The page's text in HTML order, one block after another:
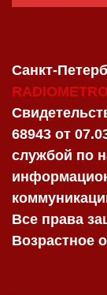
Санкт-
68943 от
службой по
Все права
Возрастное